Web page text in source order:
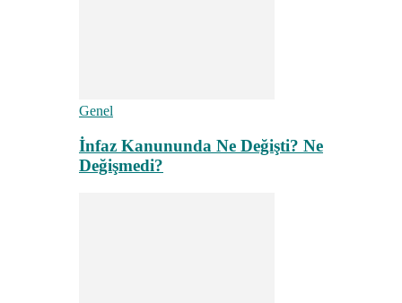
Genel
İnfaz Kanununda Ne Değişti? Ne
Değişmedi?